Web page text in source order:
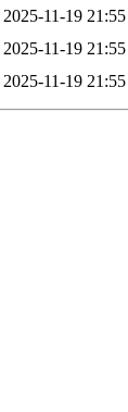
2025-11-19 21:55
2025-11-19 21:55
2025-11-19 21:55